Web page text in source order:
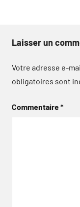
Laisser un
Votre adresse e-
obligatoires sont
Commentaire*